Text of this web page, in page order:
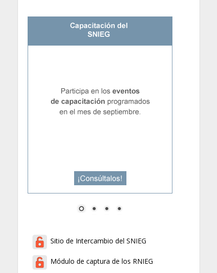
Sitio de Intercambio del SNIEG
Módulo de captura de los RNIEG